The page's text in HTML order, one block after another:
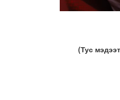
(Тус